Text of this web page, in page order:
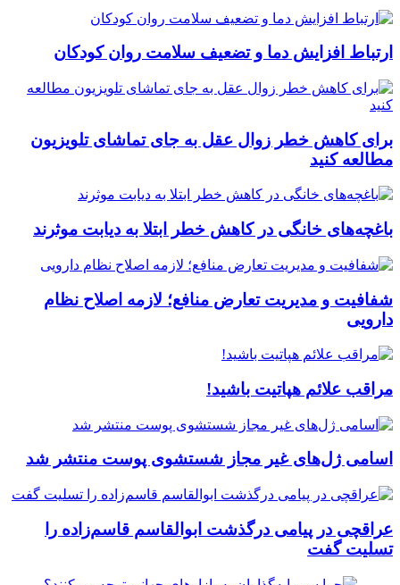
ارتباط افزایش دما و تضعیف سلامت روان کودکان
برای کاهش خطر زوال عقل به جای تماشای تلویزیون
مطالعه کنید
باغچه‌های خانگی در کاهش خطر ابتلا به دیابت موثرند
شفافیت و مدیریت تعارض منافع؛ لازمه اصلاح نظام
دارویی
مراقب علائم هپاتیت باشید!
اسامی ژل‌های غیر مجاز شستشوی پوست منتشر شد
عراقچی در پیامی درگذشت ابوالقاسم قاسم‌زاده را
تسلیت گفت